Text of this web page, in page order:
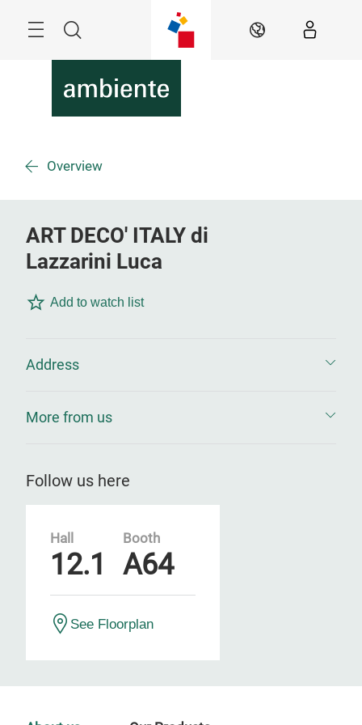
Suche DE
Overview
ART DECO' ITALY di
Lazzarini Luca
Add to watch list
Address
More from us
Follow us here
Hall
12.1
Booth
A64
See Floorplan